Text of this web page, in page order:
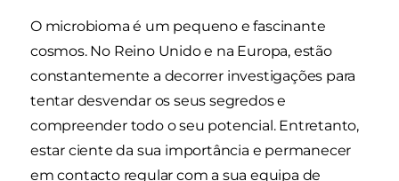
O microbioma é um pequeno e fascinante
cosmos. No Reino Unido e na Europa, estão
constantemente a decorrer investigações para
tentar desvendar os seus segredos e
compreender todo o seu potencial. Entretanto,
estar ciente da sua importância e permanecer
em contacto regular com a sua equipa de